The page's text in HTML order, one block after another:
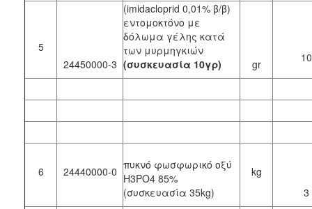
5
24450000-3
(imidacloprid 0,01% β/β)
εντομοκτόνο με
δόλωμα γέλης κατά
των μυρμηγκιών
(συσκευασία 10γρ)
gr 10
6 24440000-0 πυκνό φωσφωρικό οξύ
H3PO4 85%
(συσκευασία 35kg)
kg
3